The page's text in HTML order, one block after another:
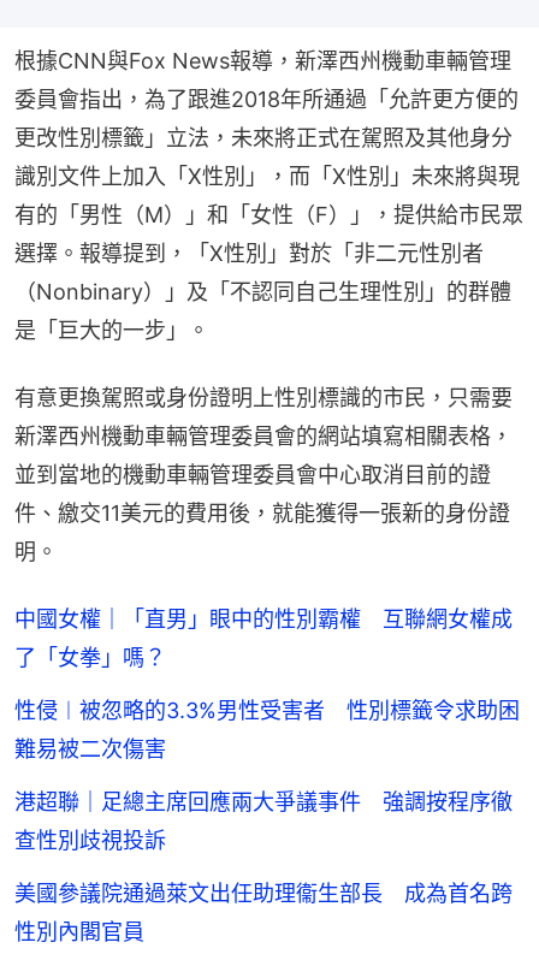
根據CNN與Fox News報導，新澤西州機動車輛管理
委員會指出，為了跟進2018年所通過「允許更方便的
更改性別標籤」立法，未來將正式在駕照及其他身分
識別文件上加入「X性別」，而「X性別」未來將與現
有的「男性（M）」和「女性（F）」，提供給市民眾
選擇。報導提到，「X性別」對於「非二元性別者
（Nonbinary）」及「不認同自己生理性別」的群體
是「巨大的一步」。
有意更換駕照或身份證明上性別標識的市民，只需要
新澤西州機動車輛管理委員會的網站填寫相關表格，
並到當地的機動車輛管理委員會中心取消目前的證
件、繳交11美元的費用後，就能獲得一張新的身份證
明。
中國女權｜「直男」眼中的性別霸權 互聯網女權成
了「女拳」嗎？
性侵︱被忽略的3.3%男性受害者 性別標籤令求助困
難易被二次傷害
港超聯｜足總主席回應兩大爭議事件 強調按程序徹
查性別歧視投訴
美國參議院通過萊文出任助理衞生部長 成為首名跨
性別內閣官員